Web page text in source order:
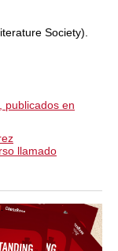
Society).
publicados en
llamado